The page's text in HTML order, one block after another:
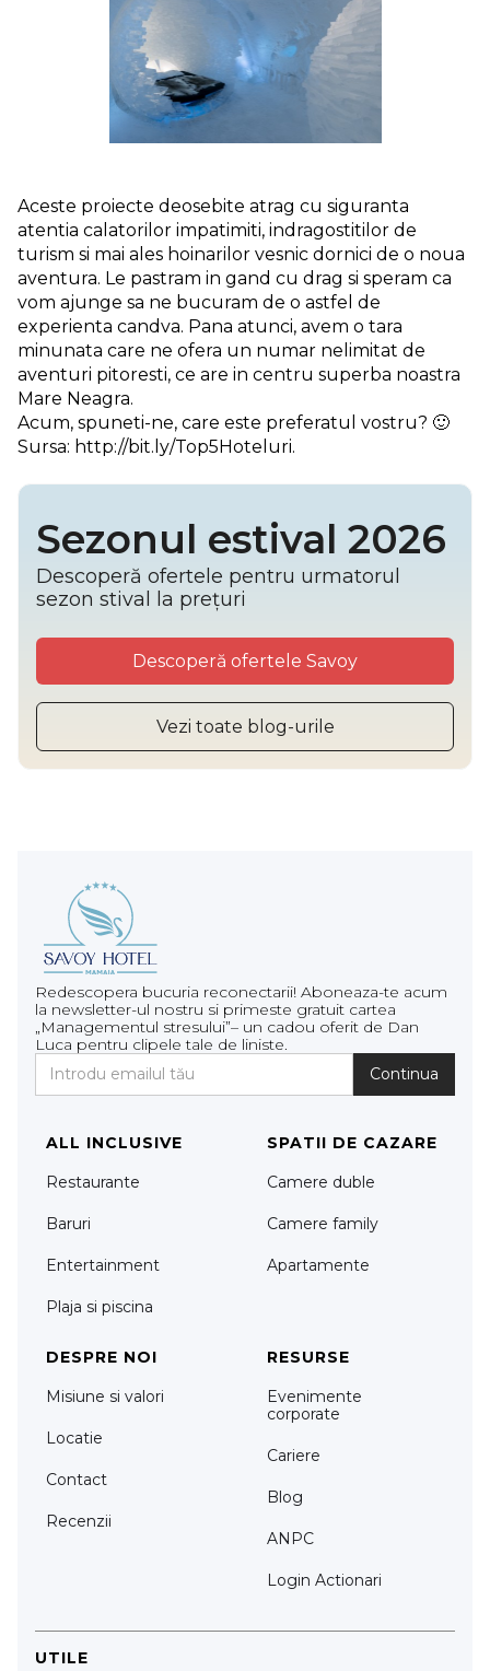
Aceste proiecte deosebite atrag cu siguranta
atentia calatorilor impatimiti, indragostitilor de
turism si mai ales hoinarilor vesnic dornici de o noua
aventura. Le pastram in gand cu drag si speram ca
vom ajunge sa ne bucuram de o astfel de
experienta candva. Pana atunci, avem o tara
minunata care ne ofera un numar nelimitat de
aventuri pitoresti, ce are in centru superba noastra
Mare Neagra.
Acum, spuneti-ne, care este preferatul vostru? 🙂
Sursa: http://bit.ly/Top5Hoteluri.
Sezonul estival 2026
Descoperă ofertele pentru urmatorul
sezon stival la prețuri
Descoperă ofertele Savoy
Vezi toate blog-urile
Redescopera bucuria reconectarii! Aboneaza-te acum
la newsletter-ul nostru si primeste gratuit cartea
„Managementul stresului”– un cadou oferit de Dan
Luca pentru clipele tale de liniste.
ALL INCLUSIVE
Restaurante
Baruri
Entertainment
Plaja si piscina
SPATII DE CAZARE
Camere duble
Camere family
Apartamente
DESPRE NOI
Misiune si valori
Locatie
Contact
Recenzii
RESURSE
Evenimente
corporate
Cariere
Blog
ANPC
Login Actionari
UTILE